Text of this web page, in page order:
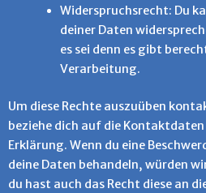
Widerspruchsrecht: Du
deiner Daten
es sei denn es gibt
Verarbeitung.
Um diese Rechte auszuüben
beziehe dich auf die Kontaktdaten
Erklärung. Wenn du eine
deine Daten behandeln, würden
du hast auch das Recht diese an